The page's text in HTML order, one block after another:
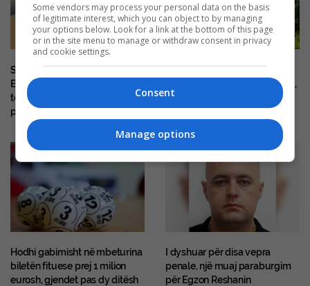
Sa kushton “lumturia” në
Ballkan? Shqipëria me hendek
të madh, Kosova nuk është
pjesë e studimit
Ndërprerja e seancës, Cakolli:
Lejohet kërkimi i kohës shtesë,
por Kurti ka afat deri nesër në
orën 23:59
Hodhi gabimisht në mbeturina
biletën fituese prej 1 milion
eurosh, gjendet pas dy ditësh
I dyshuar për disa vepra
penale, një muaj paraburgim
për Egzon Reshanin
Some vendors may process your personal data on the basis
of legitimate interest, which you can object to by managing
your options below. Look for a link at the bottom of this page
or in the site menu to manage or withdraw consent in privacy
and cookie settings.
Consent
Manage options